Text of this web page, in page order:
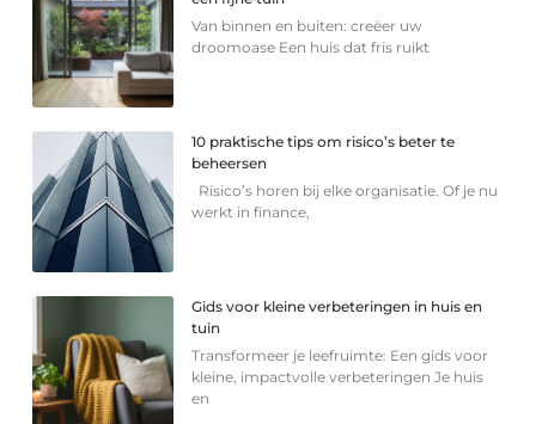
Van binnen en buiten: creëer uw
droomoase Een huis dat fris ruikt
10 praktische tips om risico’s beter te
beheersen
Risico’s horen bij elke organisatie. Of je nu
werkt in finance,
Gids voor kleine verbeteringen in huis en
tuin
Transformeer je leefruimte: Een gids voor
kleine, impactvolle verbeteringen Je huis
en